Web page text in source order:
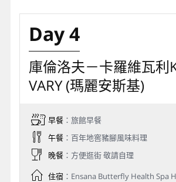
Day 4
庫倫洛夫－卡羅維瓦利
VARY (瑪麗安斯基)
早餐：旅館早餐
午餐：百年地窖豬腳風味料理
晚餐：方便逛街 敬請自理
住宿：Ensana Butterfly Health Spa